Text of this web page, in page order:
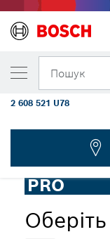
Пошук
PRO
ОБРАНИЙ ВАРІАНТ
Набір
41 шт.
2 608 521 U78